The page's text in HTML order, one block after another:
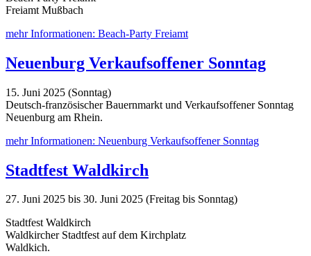
Freiamt Mußbach
mehr Informationen: Beach-Party Freiamt
Neuenburg Verkaufsoffener Sonntag
15. Juni 2025 (Sonntag)
Deutsch-französischer Bauernmarkt und Verkaufsoffener Sonntag
Neuenburg am Rhein.
mehr Informationen: Neuenburg Verkaufsoffener Sonntag
Stadtfest Waldkirch
27. Juni 2025 bis 30. Juni 2025 (Freitag bis Sonntag)
Stadtfest Waldkirch
Waldkircher Stadtfest auf dem Kirchplatz
Waldkich.